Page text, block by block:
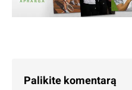
Palikite komentarą